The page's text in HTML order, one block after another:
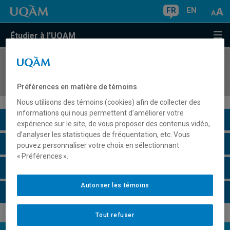
FR EN
Étudier à l'UQAM
COURS//
Description du cours
Horaire - Été 2026
Préférences en matière de témoins
Nous utilisons des témoins (cookies) afin de collecter des
informations qui nous permettent d’améliorer votre
expérience sur le site, de vous proposer des contenus vidéo,
d’analyser les statistiques de fréquentation, etc. Vous
pouvez personnaliser votre choix en sélectionnant
« Préférences ».
Tout refuser
Autoriser les témoins